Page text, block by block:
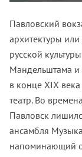
Павловский
архитектуры
русской
Мандельштама и
в конце XIX века
театр. Во
Павловск
ансамбля
напоминающий о